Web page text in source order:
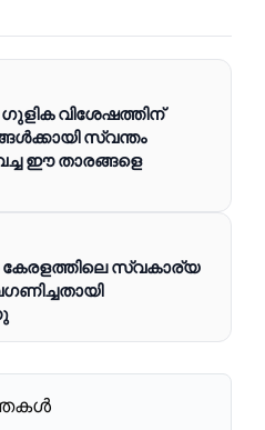
ഗുളിക വിശേഷത്തിന്
സ്വന്തം
ഈ താരങ്ങളെ
സ്വകാര്യ